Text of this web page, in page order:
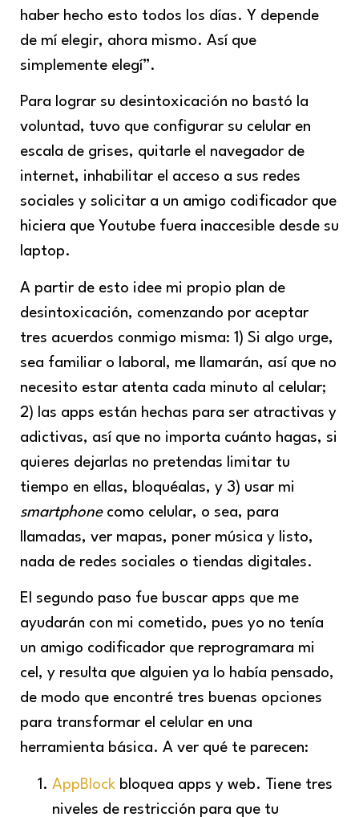
haber hecho esto todos los días. Y depende
de mí elegir, ahora mismo. Así que
simplemente elegí”.
Para lograr su desintoxicación no bastó la
voluntad, tuvo que configurar su celular en
escala de grises, quitarle el navegador de
internet, inhabilitar el acceso a sus redes
sociales y solicitar a un amigo codificador que
hiciera que Youtube fuera inaccesible desde su
laptop.
A partir de esto idee mi propio plan de
desintoxicación, comenzando por aceptar
tres acuerdos conmigo misma: 1) Si algo urge,
sea familiar o laboral, me llamarán, así que no
necesito estar atenta cada minuto al celular;
2) las apps están hechas para ser atractivas y
adictivas, así que no importa cuánto hagas, si
quieres dejarlas no pretendas limitar tu
tiempo en ellas, bloquéalas, y 3) usar mi
smartphonecomo celular, o sea, para
llamadas, ver mapas, poner música y listo,
nada de redes sociales o tiendas digitales.
El segundo paso fue buscar apps que me
ayudarán con mi cometido, pues yo no tenía
un amigo codificador que reprogramara mi
cel, y resulta que alguien ya lo había pensado,
de modo que encontré tres buenas opciones
para transformar el celular en una
herramienta básica. A ver qué te parecen:
AppBlock bloquea apps y web. Tiene tres
niveles de restricción para que tu